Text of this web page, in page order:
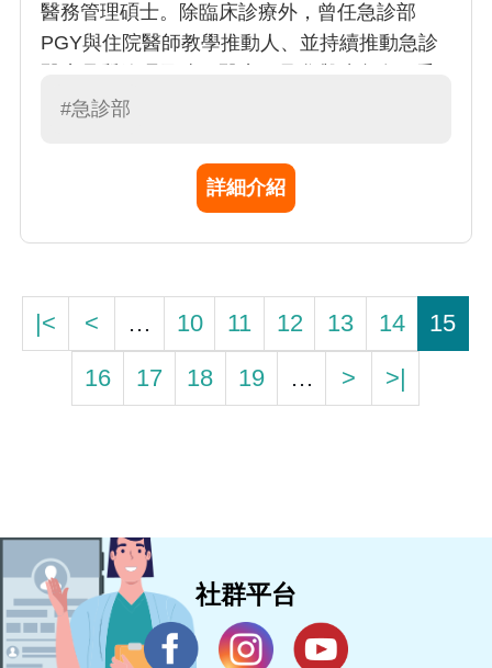
醫務管理碩士。除臨床診療外，曾任急診部
PGY與住院醫師教學推動人、並持續推動急診
員會。院外則積極投入公共事務，現任台灣急
健康策進會擔任祕書長，持續推動醫療品質與
#急診部
詳細介紹
|< < … 10 11 12 13 14
15
16
17 18 19 … > >|
社群平台